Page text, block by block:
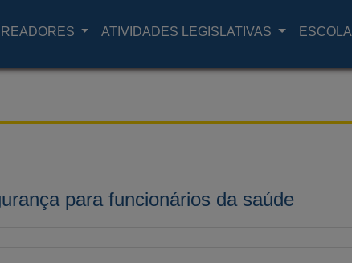
ATIVIDADES LEGISLATIVAS ESCOLA
para funcionários da saúde